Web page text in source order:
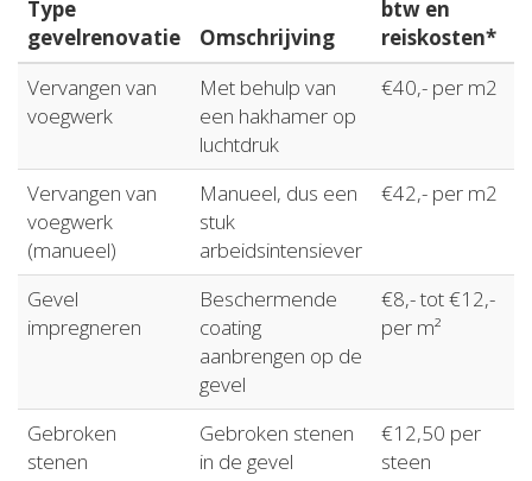
Type
gevelrenovatie
Omschrijving
btw en
reiskosten*
Vervangen van
voegwerk
Met behulp van
een hakhamer op
luchtdruk
€40,- per m2
Vervangen van
voegwerk
(manueel)
Manueel, dus een
stuk
arbeidsintensiever
€42,- per m2
Gevel
impregneren
Beschermende
coating
aanbrengen op de
gevel
€8,- tot €12,-
per m²
Gebroken
stenen
Gebroken stenen
in de gevel
€12,50 per
steen